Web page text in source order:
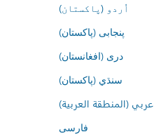
اُردو (پاکستان)
پنجابی (پاکستان)
درى (افغانستان)
سنڌي (پاکستان)
عربي (المنطقة العربية)
فارسى